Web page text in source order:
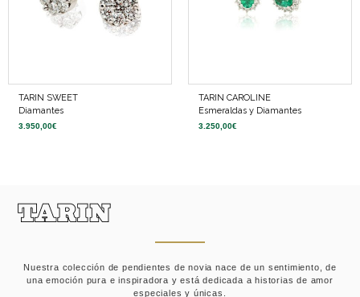
TARIN SWEET
Diamantes
3.950,00€
TARIN CAROLINE
Esmeraldas y Diamantes
3.250,00€
Nuestra colección de pendientes de novia nace de un sentimiento, de
una emoción pura e inspiradora y está dedicada a historias de amor
especiales y únicas.